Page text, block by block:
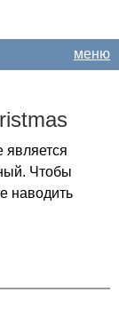
меню
является
Чтобы
наводить